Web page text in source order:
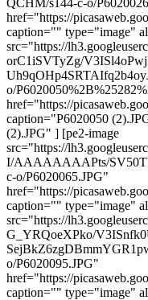
href="https://
caption="" type="image"
src="https://
orC1iSVTyZg/
o/
href="https://
caption="P6020050
(2).JPG" ] [pe2-image
src="https://
I/AAAAAAAAPts/
c-o/P6020065.JPG"
href="https://
caption="" type="image"
src="https://
G_YRQoeXPko/
o/P6020095.JPG"
href="https://
caption="" type="image"